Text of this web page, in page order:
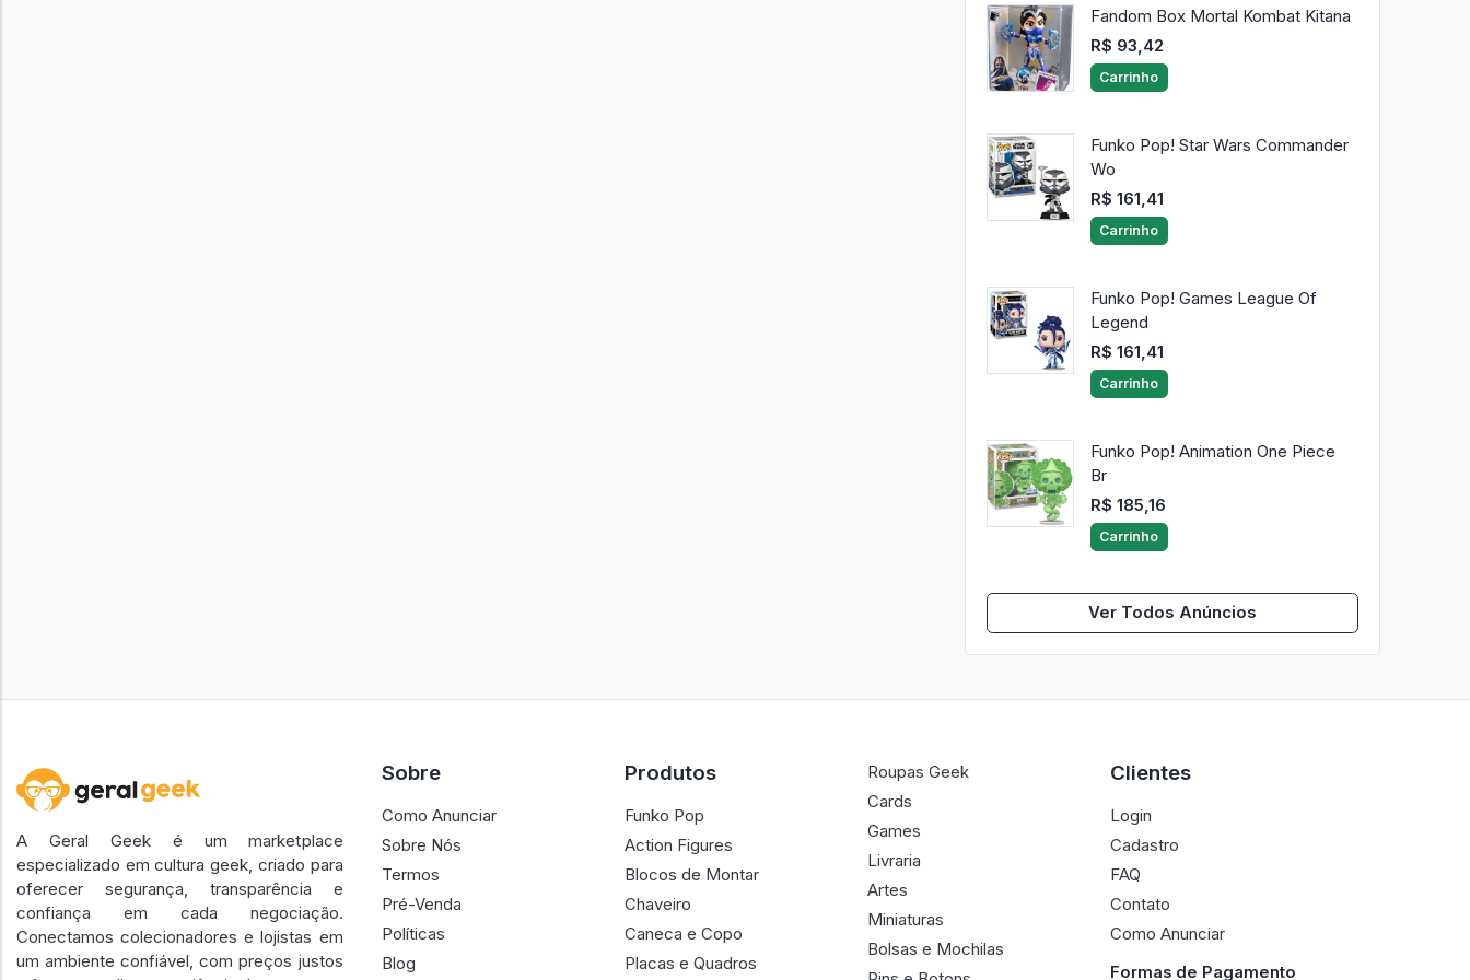
Fandom Box Mortal Kombat Kitana
R$ 93,42
Carrinho
Funko Pop! Star Wars Commander
Wo
R$ 161,41
Carrinho
Funko Pop! Games League Of
Legend
R$ 161,41
Carrinho
Funko Pop! Animation One Piece
Br
R$ 185,16
Carrinho
Ver Todos Anúncios
A Geral Geek é um marketplace
especializado em cultura geek, criado para
oferecer segurança, transparência e
confiança em cada negociação.
Conectamos colecionadores e lojistas em
um ambiente confiável, com preços justos
Sobre
Como Anunciar
Sobre Nós
Termos
Pré-Venda
Políticas
Blog
Produtos
Funko Pop
Action Figures
Blocos de Montar
Chaveiro
Caneca e Copo
Placas e Quadros
Roupas Geek
Cards
Games
Livraria
Artes
Miniaturas
Bolsas e Mochilas
Clientes
Login
Cadastro
FAQ
Contato
Como Anunciar
Formas de Pagamento